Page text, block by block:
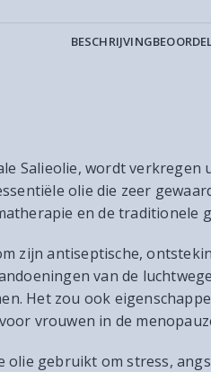
BESCHRIJVING
Salieolie, wordt
olie die zeer
en de traditionele
zijn antiseptische,
van de
Het zou ook
vrouwen in de
olie gebruikt om stress,